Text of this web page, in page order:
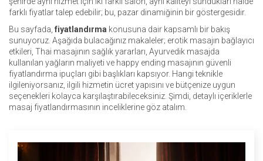
farklı fiyatlar talep edebilir; bu, pazar dinamiğinin bir göstergesidir.
Bu sayfada, fiyatlandırma konusuna dair kapsamlı bir bakış
sunuyoruz. Aşağıda bulacağınız makaleler; erotik masajın bağlayıcı
etkileri, Thai masajının sağlık yararları, Ayurvedik masajda
kullanılan yağların maliyeti ve happy ending masajının güvenli
fiyatlandırma ipuçları gibi başlıkları kapsıyor. Hangi teknikle
ilgileniyorsanız, ilgili hizmetin ücret yapısını ve bütçenize uygun
seçenekleri kolayca karşılaştırabileceksiniz. Şimdi, detaylı içeriklerle
masaj fiyatlandırmasının inceliklerine göz atalım.